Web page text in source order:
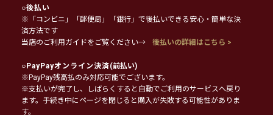
○後払い
※「コンビニ」「郵便局」「銀行」で後払いできる安心・簡単な決
済方法です
当店のご利用ガイドをご覧ください→
後払いの詳細はこちら >
○PayPayオンライン決済(前払い)
※PayPay残高払のみ対応可能でございます。
※支払いが完了し、しばらくすると自動でご利用のサービスへ戻り
ます。手続き中にページを閉じると購入が失敗する可能性がありま
す。